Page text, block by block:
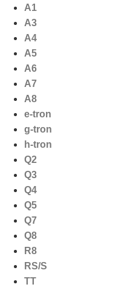
naar
inhoud
A1
A3
A4
A5
A6
A7
A8
e-tron
g-tron
h-tron
Q2
Q3
Q4
Q5
Q7
Q8
R8
RS/S
TT